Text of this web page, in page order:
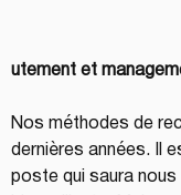
utement et
Nos méthodes de
dernières années. Il
poste qui saura